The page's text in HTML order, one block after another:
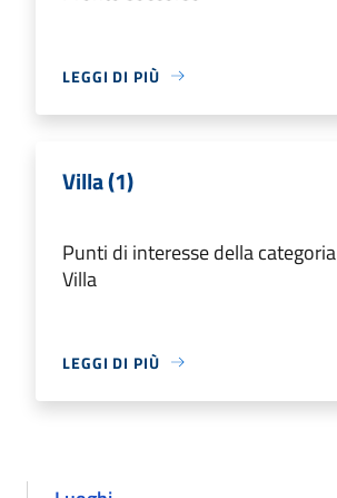
LEGGI DI PIÙ
Villa (1)
Punti di interesse della categoria
Villa
LEGGI DI PIÙ